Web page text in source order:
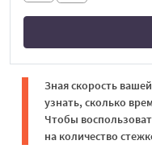
Зная скорость
узнать, сколько
Чтобы
на количество